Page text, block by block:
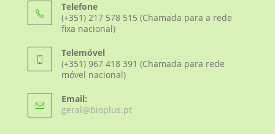
Telefone
(+351) 217 578 515 (Chamada para a rede
fixa nacional)
Telemóvel
(+351) 967 418 391 (Chamada para rede
móvel nacional)
Email:
geral@bioplus.ptOpens